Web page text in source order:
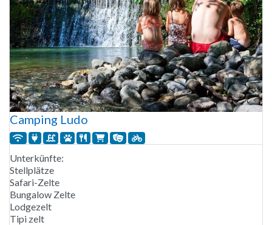
Camping Ludo
Unterkünfte:
Stellplätze
Safari-Zelte
Bungalow Zelte
Lodgezelt
Tipi zelt